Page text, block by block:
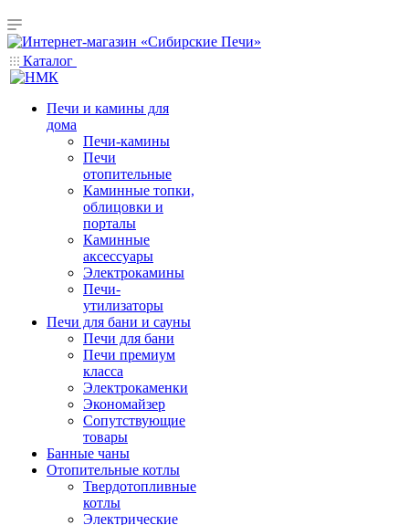
Каталог
Печи и камины для
дома
Печи-камины
Печи
отопительные
Каминные топки,
облицовки и
порталы
Каминные
аксессуары
Электрокамины
Печи-
утилизаторы
Печи для бани и сауны
Печи для бани
Печи премиум
класса
Электрокаменки
Экономайзер
Сопутствующие
товары
Банные чаны
Отопительные котлы
Твердотопливные
котлы
Электрические